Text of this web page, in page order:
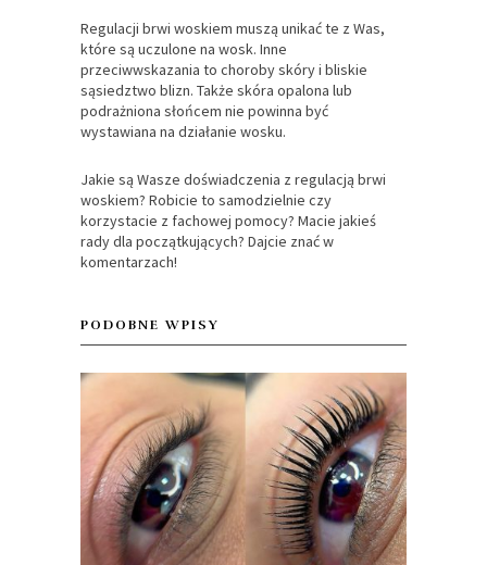
Regulacji brwi woskiem muszą unikać te z Was,
które są uczulone na wosk. Inne
przeciwwskazania to choroby skóry i bliskie
sąsiedztwo blizn. Także skóra opalona lub
podrażniona słońcem nie powinna być
wystawiana na działanie wosku.
Jakie są Wasze doświadczenia z regulacją brwi
woskiem? Robicie to samodzielnie czy
korzystacie z fachowej pomocy? Macie jakieś
rady dla początkujących? Dajcie znać w
komentarzach!
PODOBNE WPISY